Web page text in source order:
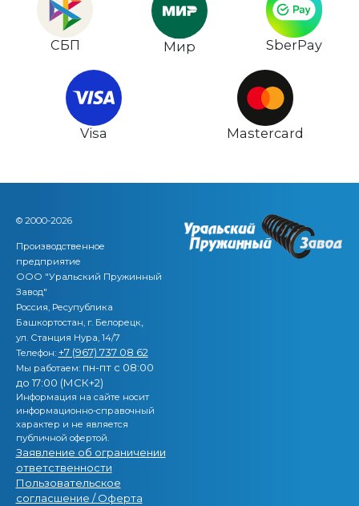
СБП Мир SberPay
Visa Mastercard
© 2000-2026
Производственное
предприятие
ООО "Уральский Пружинный
Завод"
Россия, Ресупублика
Башкортостан, г. Белорецк,
ул. Станция Нура, 14/7
Телефон: +7 (967) 737 08 62
Мы работаем: пн-пт с 08:00
до 17:00 (МСК+2)
Информация на сайте носит
информационно-справочный
характер и не является
публичной офертой.
Заявление об ограничении
ответственности
Пользовательское
согласшение / Оферта